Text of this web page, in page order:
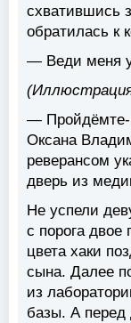
схватившись
обратилась к
— Веди меня
— Пройдёмте-
Оксана
реверансом
дверь из
Не успели
с порога
цвета хаки
сына. Далее
из
базы. А перед